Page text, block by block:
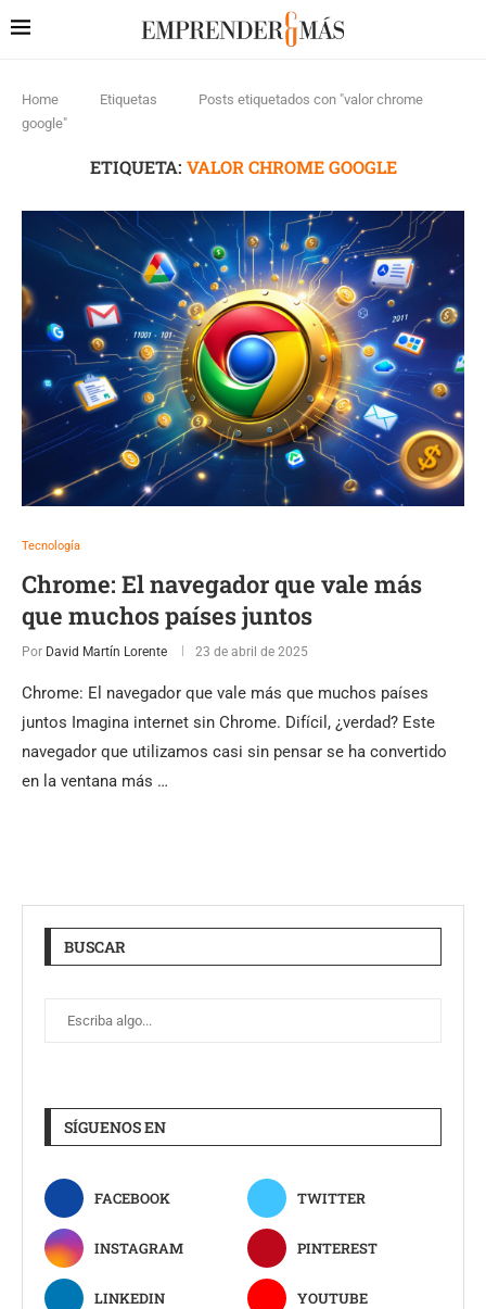
Home Etiquetas
Posts etiquetados con "valor chrome
google"
ETIQUETA: VALOR CHROME GOOGLE
Tecnología
Chrome: El navegador que vale más
que muchos países juntos
Por David Martín Lorente 23 de abril de 2025
Chrome: El navegador que vale más que muchos países
juntos Imagina internet sin Chrome. Difícil, ¿verdad? Este
navegador que utilizamos casi sin pensar se ha convertido
en la ventana más …
BUSCAR
SÍGUENOS EN
FACEBOOK TWITTER
INSTAGRAM PINTEREST
LINKEDIN YOUTUBE